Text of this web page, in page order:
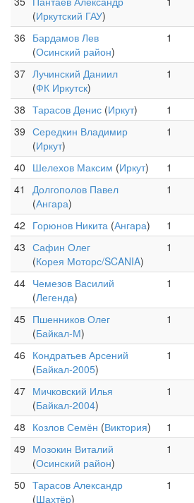
(Иркутский ГАУ)
36 Бардамов Лев
(Осинский район)
1
37 Лучинский Даниил
(ФК Иркутск)
1
38 Тарасов Денис (Иркут) 1
39 Середкин Владимир
(Иркут)
1
40 Шелехов Максим (Иркут) 1
41
Долгополов Павел
(Ангара)
1
42 Горюнов Никита (Ангара) 1
43 Сафин Олег
(Корея Моторс/SCANIA)
1
44 Чемезов Василий
(Легенда)
1
45 Пшенников Олег
(Байкал-М)
1
46 Кондратьев Арсений
(Байкал-2005)
1
47 Мичковский Илья
(Байкал-2004)
1
48 Козлов Семён (Виктория) 1
49 Мозокин Виталий
(Осинский район)
1
50 Тарасов Александр
(Шахтёр)
1